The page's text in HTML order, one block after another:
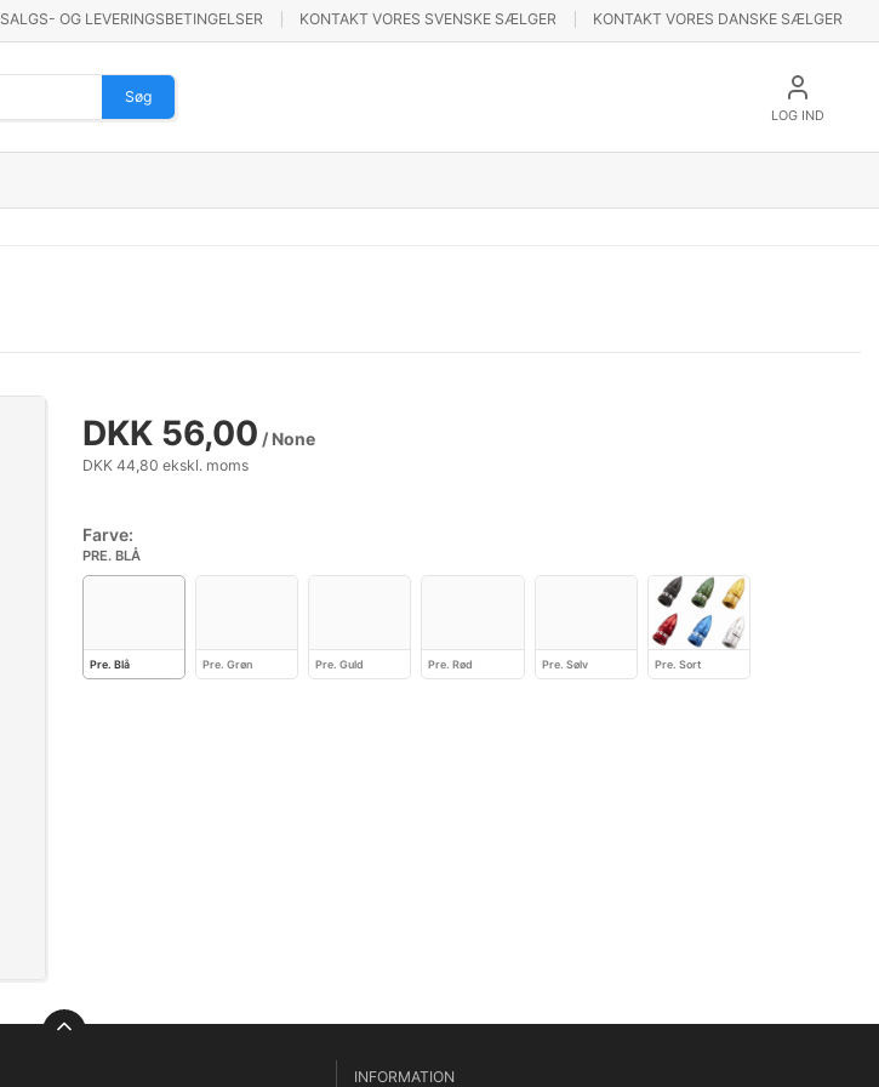
SALGS- OG LEVERINGSBETINGELSER KONTAKT VORES SVENSKE SÆLGER KONTAKT VORES DANSKE SÆLGER
Søg
LOG IND
DKK 56,00 / None
DKK 44,80 ekskl. moms
Farve:
PRE. BLÅ
Pre. Blå Pre. Grøn Pre. Guld Pre. Rød Pre. Sølv Pre. Sort
INFORMATION